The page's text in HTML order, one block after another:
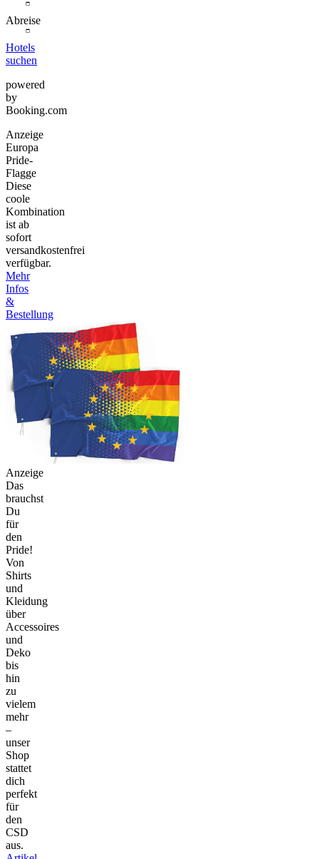
Abreise
Hotels
suchen
powered
by
Booking.com
Anzeige
Europa
Pride-
Flagge
Diese
coole
Kombination
ist ab
sofort
versandkostenfrei
verfügbar.
Mehr
Infos
&
Bestellung
Anzeige
Das
brauchst
Du
für
den
Pride!
Von
Shirts
und
Kleidung
über
Accessoires
und
Deko
bis
hin
zu
vielem
mehr
–
unser
Shop
stattet
dich
perfekt
für
den
CSD
aus.